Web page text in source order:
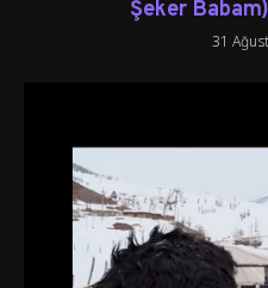
Şeker
31